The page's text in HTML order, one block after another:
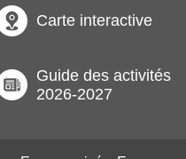
Carte interactive
Guide des activités
2026-2027